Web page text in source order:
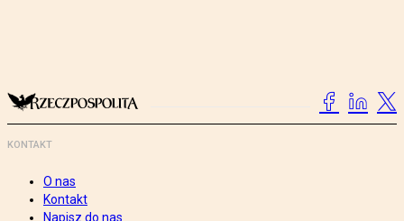
KONTAKT
O nas
Kontakt
Napisz do nas